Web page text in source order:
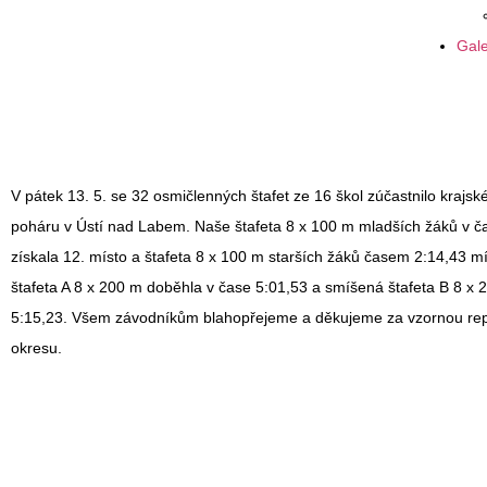
V pátek 13. 5. se 32 osmičlenných štafet ze 16 škol zúčastnilo
poháru v Ústí nad Labem. Naše štafeta 8 x 100 m mladších žáků v
získala 12. místo a štafeta 8 x 100 m starších žáků časem 2:14,43
štafeta A 8 x 200 m doběhla v čase 5:01,53 a smíšená štafeta B 8 x
5:15,23. Všem závodníkům blahopřejeme a děkujeme za vzornou
okresu.